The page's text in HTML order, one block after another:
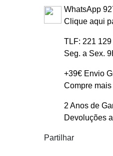
WhatsApp
Clique aqui
TLF: 221
Seg. a Sex.
+39€ Envio
Compre
2 Anos de
Devoluções
Partilhar